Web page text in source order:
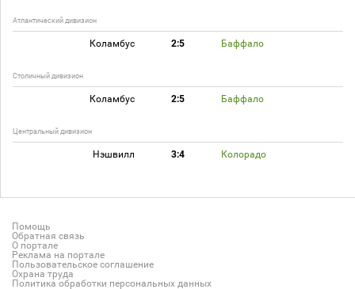
Атлантический дивизион
Коламбус 2:5 Баффало
Столичный дивизион
Коламбус 2:5 Баффало
Центральный дивизион
Нэшвилл 3:4 Колорадо
Помощь
Обратная связь
О портале
Реклама на портале
Пользовательское соглашение
Охрана труда
Политика обработки персональных данных